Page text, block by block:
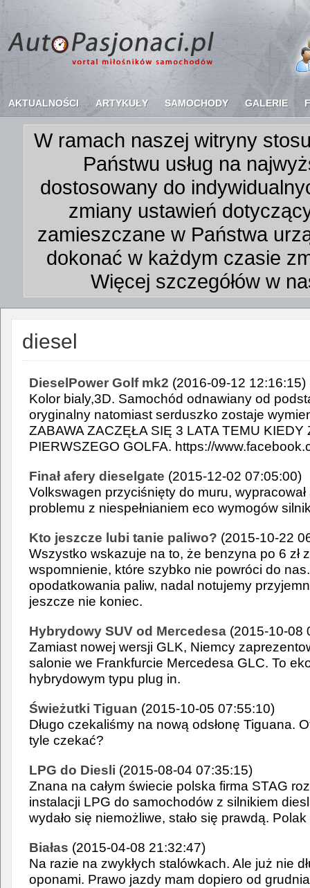
AKTUALNOŚCI ARTYKUŁY SAMOCHODY GALERIE
W ramach naszej witryny
Państwu usług na
dostosowany do
zmiany ustawień
zamieszczane w Państwa
dokonać w każdym czasie
Więcej szczegółów w
diesel
DieselPower Golf mk2 (2016-09-12 12:16:15)
Kolor bialy,3D. Samochód odnawiany od
oryginalny natomiast serduszko zostaje
ZABAWA ZACZĘŁA SIĘ 3 LATA TEMU KIEDY
PIERWSZEGO GOLFA. https://
Finał afery dieselgate (2015-12-02 07:05:00)
Volkswagen przyciśnięty do muru,
problemu z niespełnianiem eco wymogów
Kto jeszcze lubi tanie paliwo? (2015-10-22
Wszystko wskazuje na to, że benzyna po 6 zł
wspomnienie, które szybko nie powróci do
opodatkowania paliw, nadal notujemy
jeszcze nie koniec.
Hybrydowy SUV od Mercedesa (2015-10-08
Zamiast nowej wersji GLK, Niemcy
salonie we Frankfurcie Mercedesa GLC. To
hybrydowym typu plug in.
Świeżutki Tiguan (2015-10-05 07:55:10)
Długo czekaliśmy na nową odsłonę Tiguana.
tyle czekać?
LPG do Diesli (2015-08-04 07:35:15)
Znana na całym świecie polska firma STAG
instalacji LPG do samochodów z silnikiem
wydało się niemożliwe, stało się prawdą.
Białas (2015-04-08 21:32:47)
Na razie na zwykłych stalówkach. Ale już nie
oponami. Prawo jazdy mam dopiero od